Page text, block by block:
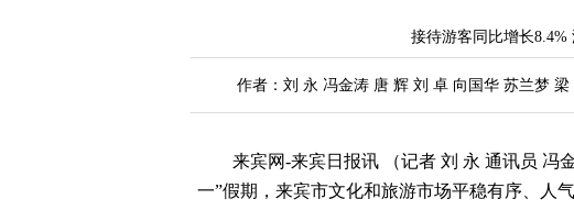
接待游客同比增长8.4%
作者：刘 永 冯金涛 唐 辉 刘 卓 向国华 苏兰梦
来宾网-来宾日报讯 （记者 刘 永 通讯员 冯
一”假期，来宾市文化和旅游市场平稳有序、人